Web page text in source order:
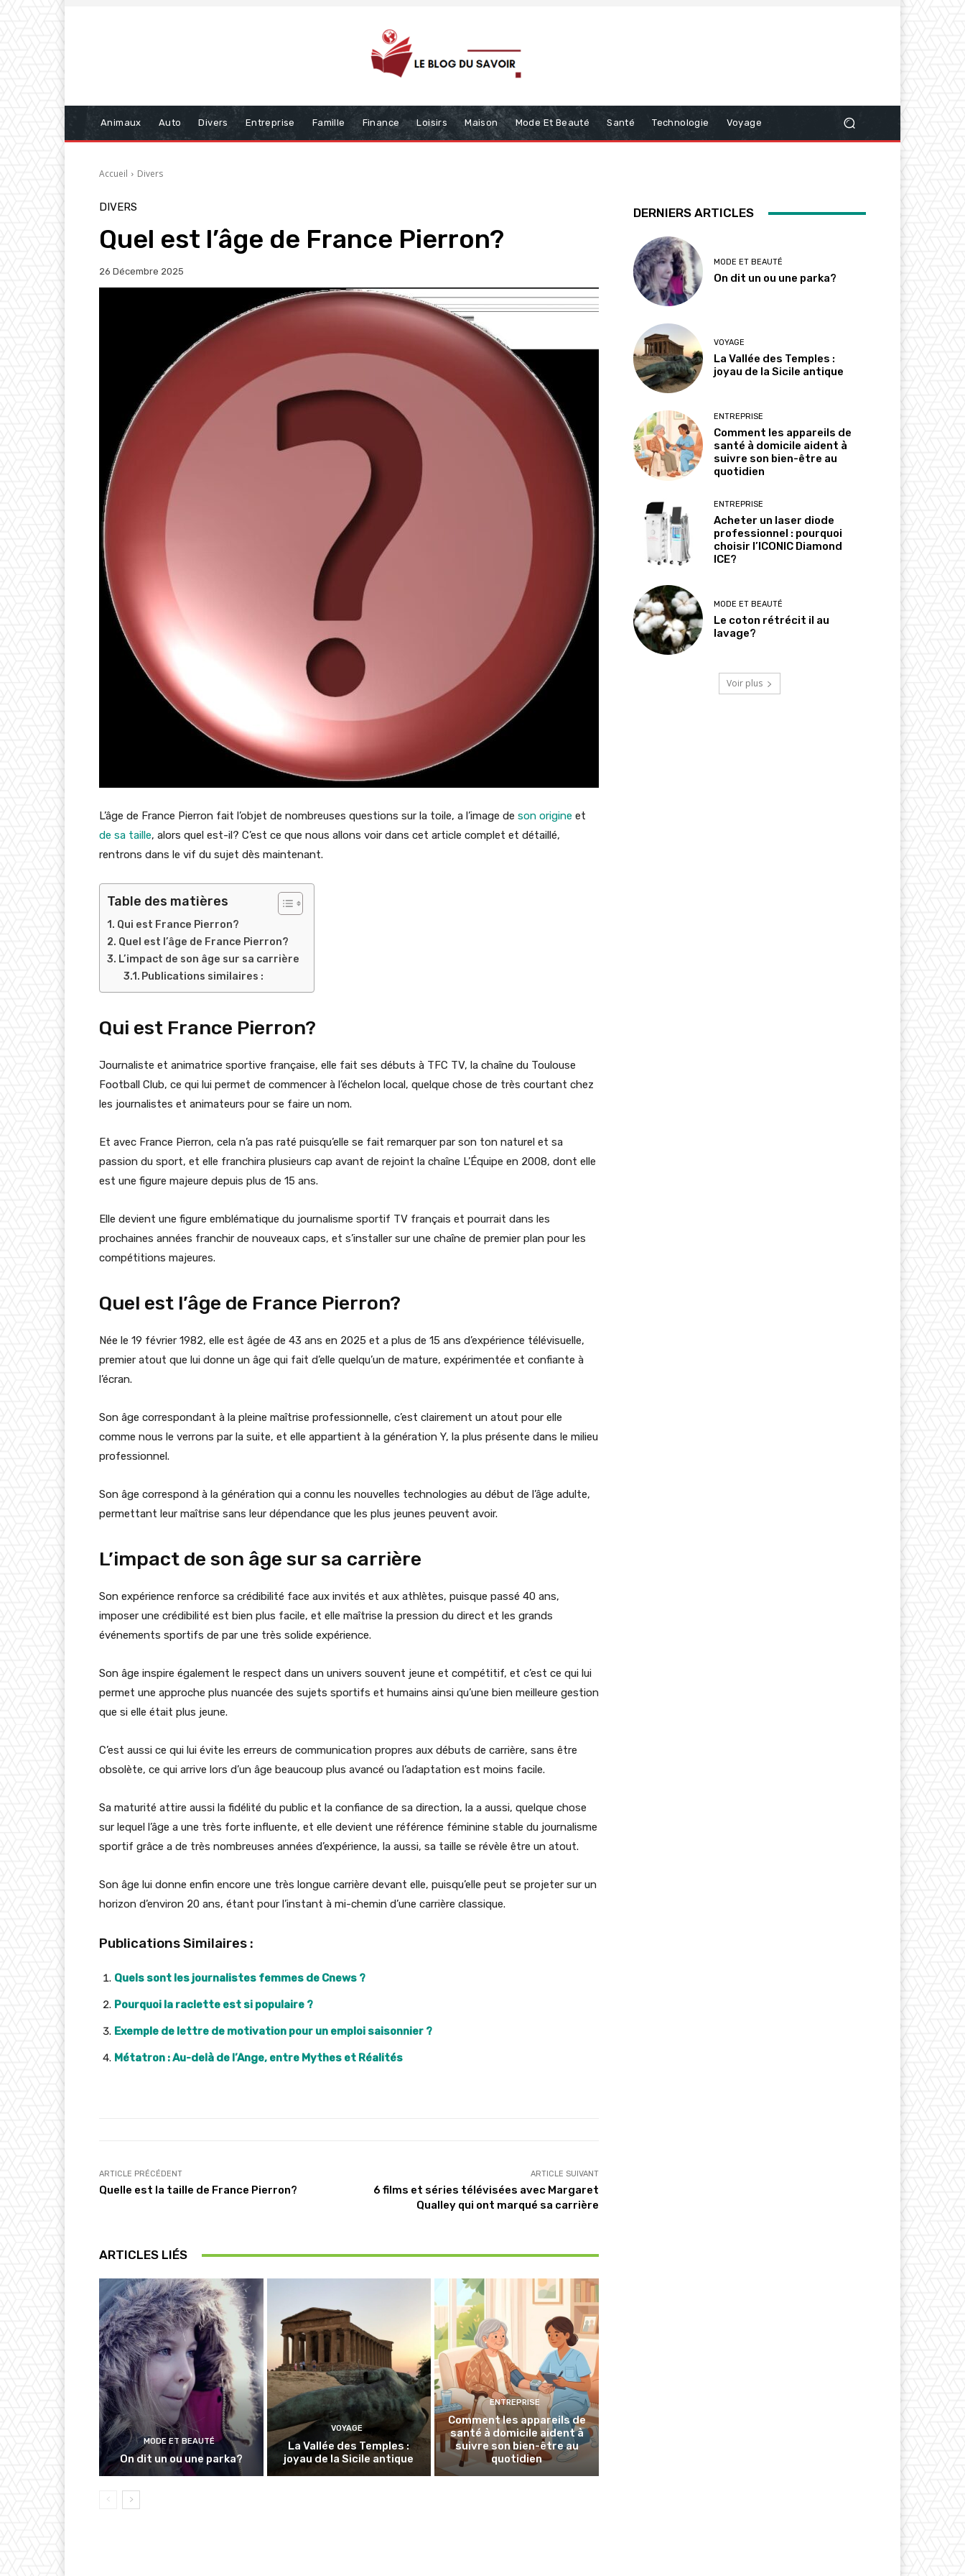
Animaux Auto Divers Entreprise Famille Finance Loisirs Maison Mode Et Beauté Santé Technologie Voyage
Accueil Divers
DIVERS
Quel est l’âge de France Pierron?
26 Décembre 2025
L’âge de France Pierron fait l’objet de nombreuses questions sur la toile, a l’image de son origine et
de sa taille, alors quel est-il? C’est ce que nous allons voir dans cet article complet et détaillé,
rentrons dans le vif du sujet dès maintenant.
Table des matières
Qui est France Pierron?
Quel est l’âge de France Pierron?
L’impact de son âge sur sa carrière
Publications similaires :
Qui est France Pierron?
Journaliste et animatrice sportive française, elle fait ses débuts à TFC TV, la chaîne du Toulouse
Football Club, ce qui lui permet de commencer à l’échelon local, quelque chose de très courtant chez
les journalistes et animateurs pour se faire un nom.
Et avec France Pierron, cela n’a pas raté puisqu’elle se fait remarquer par son ton naturel et sa
passion du sport, et elle franchira plusieurs cap avant de rejoint la chaîne L’Équipe en 2008, dont elle
est une figure majeure depuis plus de 15 ans.
Elle devient une figure emblématique du journalisme sportif TV français et pourrait dans les
prochaines années franchir de nouveaux caps, et s’installer sur une chaîne de premier plan pour les
compétitions majeures.
Quel est l’âge de France Pierron?
Née le 19 février 1982, elle est âgée de 43 ans en 2025 et a plus de 15 ans d’expérience télévisuelle,
premier atout que lui donne un âge qui fait d’elle quelqu’un de mature, expérimentée et confiante à
l’écran.
Son âge correspondant à la pleine maîtrise professionnelle, c’est clairement un atout pour elle
comme nous le verrons par la suite, et elle appartient à la génération Y, la plus présente dans le milieu
professionnel.
Son âge correspond à la génération qui a connu les nouvelles technologies au début de l’âge adulte,
permettant leur maîtrise sans leur dépendance que les plus jeunes peuvent avoir.
L’impact de son âge sur sa carrière
Son expérience renforce sa crédibilité face aux invités et aux athlètes, puisque passé 40 ans,
imposer une crédibilité est bien plus facile, et elle maîtrise la pression du direct et les grands
événements sportifs de par une très solide expérience.
Son âge inspire également le respect dans un univers souvent jeune et compétitif, et c’est ce qui lui
permet une approche plus nuancée des sujets sportifs et humains ainsi qu’une bien meilleure gestion
que si elle était plus jeune.
C’est aussi ce qui lui évite les erreurs de communication propres aux débuts de carrière, sans être
obsolète, ce qui arrive lors d’un âge beaucoup plus avancé ou l’adaptation est moins facile.
Sa maturité attire aussi la fidélité du public et la confiance de sa direction, la a aussi, quelque chose
sur lequel l’âge a une très forte influente, et elle devient une référence féminine stable du journalisme
sportif grâce a de très nombreuses années d’expérience, la aussi, sa taille se révèle être un atout.
Son âge lui donne enfin encore une très longue carrière devant elle, puisqu’elle peut se projeter sur un
horizon d’environ 20 ans, étant pour l’instant à mi-chemin d’une carrière classique.
Publications Similaires :
Quels sont les journalistes femmes de Cnews ?
Pourquoi la raclette est si populaire ?
Exemple de lettre de motivation pour un emploi saisonnier ?
Métatron : Au-delà de l’Ange, entre Mythes et Réalités
ARTICLE PRÉCÉDENT
Quelle est la taille de France Pierron?
ARTICLE SUIVANT
6 films et séries télévisées avec Margaret
Qualley qui ont marqué sa carrière
ARTICLES LIÉS
MODE ET BEAUTÉ
On dit un ou une parka?
VOYAGE
La Vallée des Temples :
joyau de la Sicile antique
ENTREPRISE
Comment les appareils de
santé à domicile aident à
suivre son bien-être au
quotidien
DERNIERS ARTICLES
MODE ET BEAUTÉ
On dit un ou une parka?
VOYAGE
La Vallée des Temples :
joyau de la Sicile antique
ENTREPRISE
Comment les appareils de
santé à domicile aident à
suivre son bien-être au
quotidien
ENTREPRISE
Acheter un laser diode
professionnel : pourquoi
choisir l’ICONIC Diamond
ICE?
MODE ET BEAUTÉ
Le coton rétrécit il au
lavage?
Voir plus